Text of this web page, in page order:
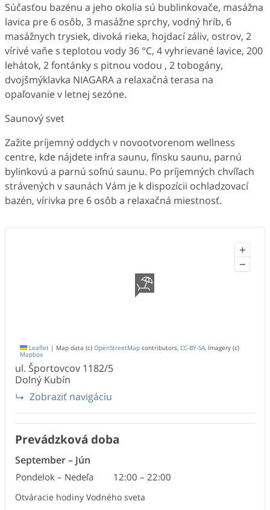
Súčasťou bazénu a jeho okolia sú bublinkovače, masážna
lavica pre 6 osôb, 3 masážne sprchy, vodný hríb, 6
masážnych trysiek, divoká rieka, hojdací záliv, ostrov, 2
vírivé vaňe s teplotou vody 36 °C, 4 vyhrievané lavice, 200
lehátok, 2 fontánky s pitnou vodou , 2 tobogány,
dvojšmýklavka NIAGARA a relaxačná terasa na
opaľovanie v letnej sezóne.
Saunový svet
Zažite príjemný oddych v novootvorenom wellness
centre, kde nájdete infra saunu, fínsku saunu, parnú
bylinkovú a parnú soľnú saunu. Po príjemných chvíľach
strávených v saunách Vám je k dispozícii ochladzovací
bazén, vírivka pre 6 osôb a relaxačná miestnosť.
+
−
Leaflet | Map data (c) OpenStreetMap contributors, CC-BY-SA, Imagery (c)
Mapbox
ul. Športovcov 1182/5
Dolný Kubín
Zobraziť navigáciu
Prevádzková doba
September– Jún
Pondelok – Nedeľa 12:00 – 22:00
Otváracie hodiny Vodného sveta